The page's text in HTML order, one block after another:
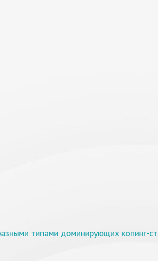
типами доминирующих копинг-